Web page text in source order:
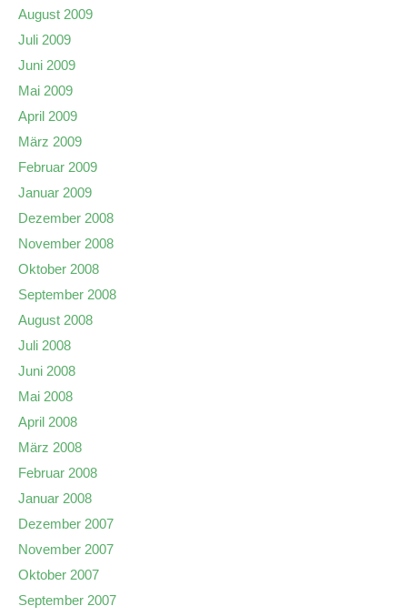
August 2009
Juli 2009
Juni 2009
Mai 2009
April 2009
März 2009
Februar 2009
Januar 2009
Dezember 2008
November 2008
Oktober 2008
September 2008
August 2008
Juli 2008
Juni 2008
Mai 2008
April 2008
März 2008
Februar 2008
Januar 2008
Dezember 2007
November 2007
Oktober 2007
September 2007